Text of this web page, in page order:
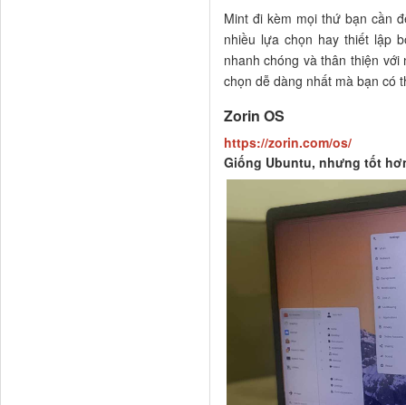
Mint đi kèm mọi thứ bạn cần
nhiều lựa chọn hay thiết lập
nhanh chóng và thân thiện
chọn dễ dàng nhất mà bạn có
Zorin OS
https://zorin.com/os/
Giống Ubuntu, nhưng tốt